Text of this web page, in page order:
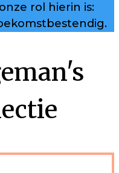
rol hierin is: